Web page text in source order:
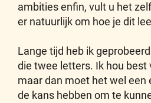
ambities enfin, vult u het
er natuurlijk om hoe je dit
Lange tijd heb ik
die twee letters. Ik hou best
maar dan moet het wel een
de kans hebben om te